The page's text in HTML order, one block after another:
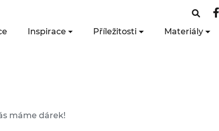
Inspirace Příležitosti Materiály
máme dárek!